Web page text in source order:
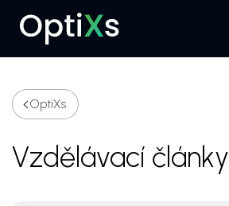
Menu
OptiXs
Vzdělávací články